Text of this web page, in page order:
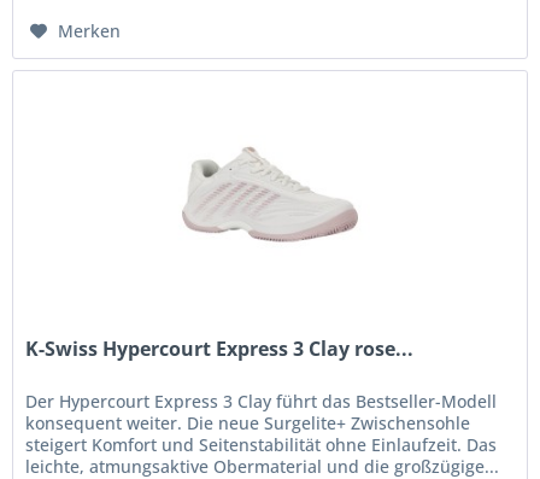
Merken
K-Swiss Hypercourt Express 3 Clay rose...
Der Hypercourt Express 3 Clay führt das Bestseller-Modell
konsequent weiter. Die neue Surgelite+ Zwischensohle
steigert Komfort und Seitenstabilität ohne Einlaufzeit. Das
leichte, atmungsaktive Obermaterial und die großzügige...